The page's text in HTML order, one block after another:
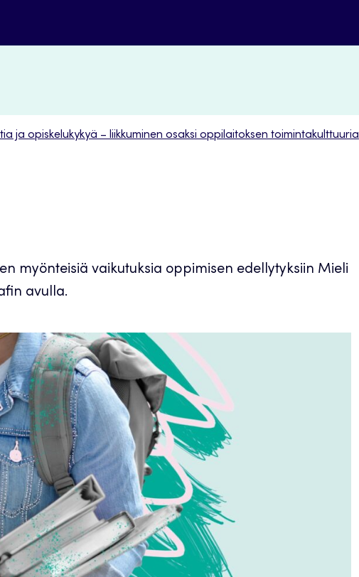
ja opiskelukykyä – liikkuminen osaksi oppilaitoksen toimintakulttuuria
myönteisiä vaikutuksia oppimisen edellytyksiin Mieli
avulla.